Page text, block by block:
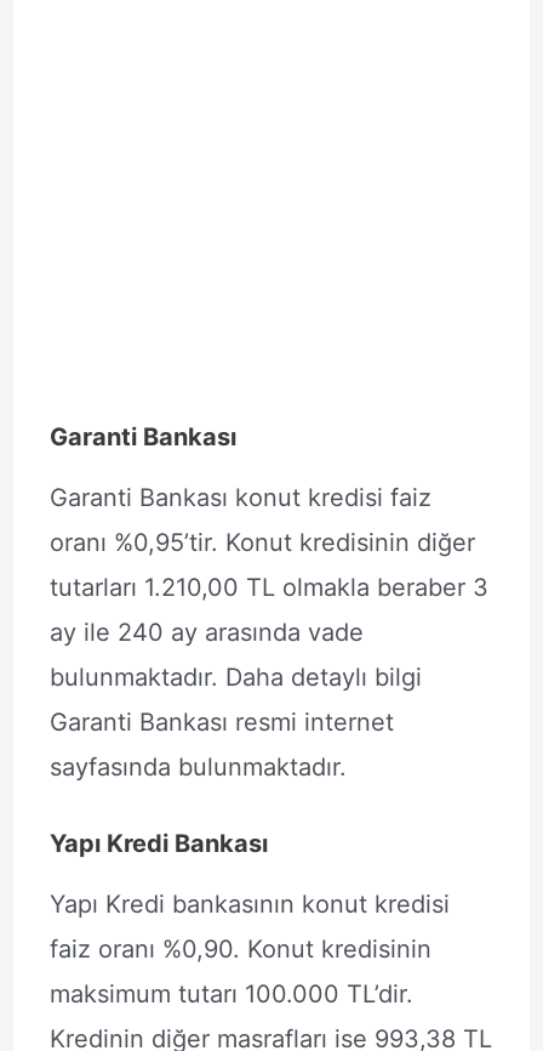
Garanti Bankası
Garanti Bankası konut kredisi faiz
oranı %0,95’tir. Konut kredisinin diğer
tutarları 1.210,00 TL olmakla beraber 3
ay ile 240 ay arasında vade
bulunmaktadır. Daha detaylı bilgi
Garanti Bankası resmi internet
sayfasında bulunmaktadır.
Yapı Kredi Bankası
Yapı Kredi bankasının konut kredisi
faiz oranı %0,90. Konut kredisinin
maksimum tutarı 100.000 TL’dir.
Kredinin diğer masrafları ise 993,38 TL